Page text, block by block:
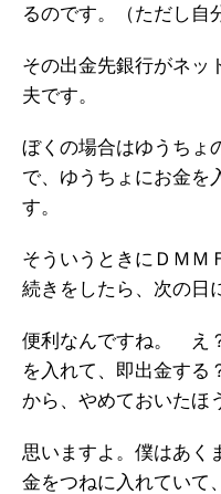
るのです。（ただし自
その出金先銀行がネッ
夫です。
ぼくの場合はゆうちょ
で、ゆうちょにお金を
す。
そういうときにＤＭＭ
続きをしたら、次の日
便利なんですね。 え
を入れて、即出金する
から、やめておいたほ
思いますよ。僕はあく
金をつねに入れていて